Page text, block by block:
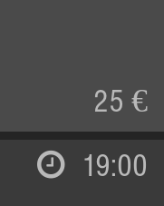
25 €
19:00